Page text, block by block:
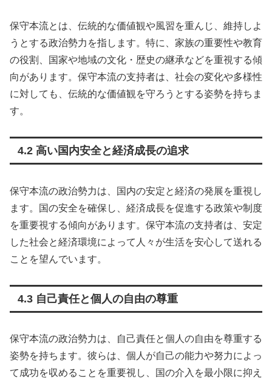
保守本流とは、伝統的な価値観や風習を重んじ、維持しよ
うとする政治勢力を指します。特に、家族の重要性や教育
の役割、国家や地域の文化・歴史の継承などを重視する傾
向があります。保守本流の支持者は、社会の変化や多様性
に対しても、伝統的な価値観を守ろうとする姿勢を持ちま
す。
4.2 高い国内安全と経済成長の追求
保守本流の政治勢力は、国内の安定と経済の発展を重視し
ます。国の安全を確保し、経済成長を促進する政策や制度
を重要視する傾向があります。保守本流の支持者は、安定
した社会と経済環境によって人々が生活を安心して送れる
ことを望んでいます。
4.3 自己責任と個人の自由の尊重
保守本流の政治勢力は、自己責任と個人の自由を尊重する
姿勢を持ちます。彼らは、個人が自己の能力や努力によっ
て成功を収めることを重要視し、国の介入を最小限に抑え